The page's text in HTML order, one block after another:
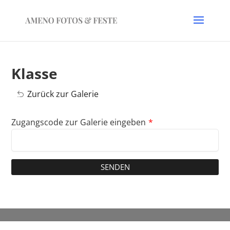
Klasse
Zurück zur Galerie
Zugangscode zur Galerie eingeben *
SENDEN